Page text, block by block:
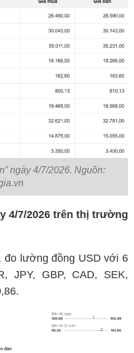
ngày 4/7/2026. Nguồn:
4/7/2026 trên thị trường
đo lường đồng USD với 6
JPY, GBP, CAD, SEK,